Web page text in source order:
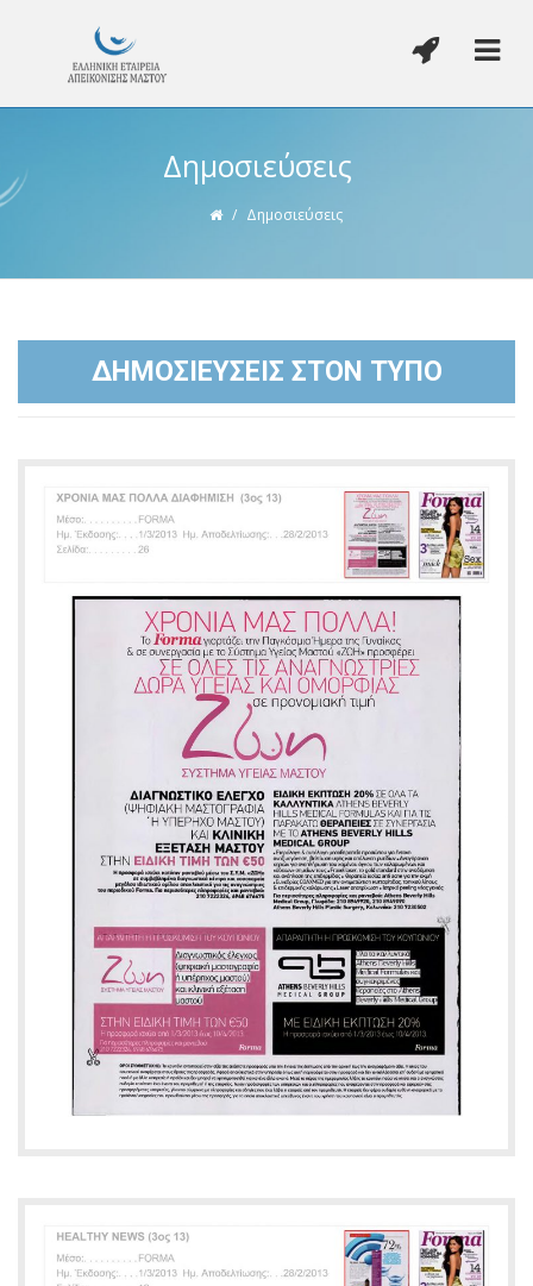
Δημοσιεύσεις
/ Δημοσιεύσεις
ΔΗΜΟΣΙΕΥΣΕΙΣ ΣΤΟΝ ΤΥΠΟ